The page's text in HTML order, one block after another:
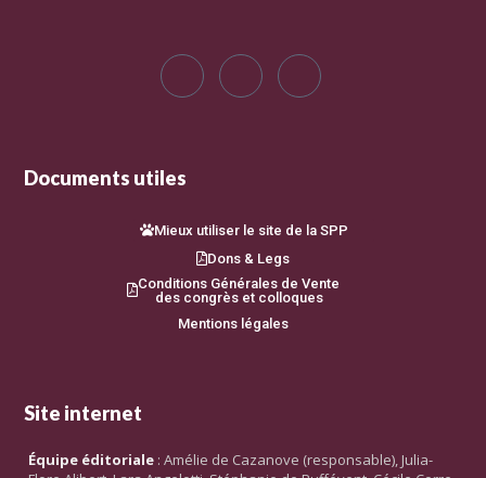
Documents utiles
Mieux utiliser le site de la SPP
Dons & Legs
Conditions Générales de Vente
des congrès et colloques
Mentions légales
Site internet
Équipe éditoriale : Amélie de Cazanove (responsable), Julia-